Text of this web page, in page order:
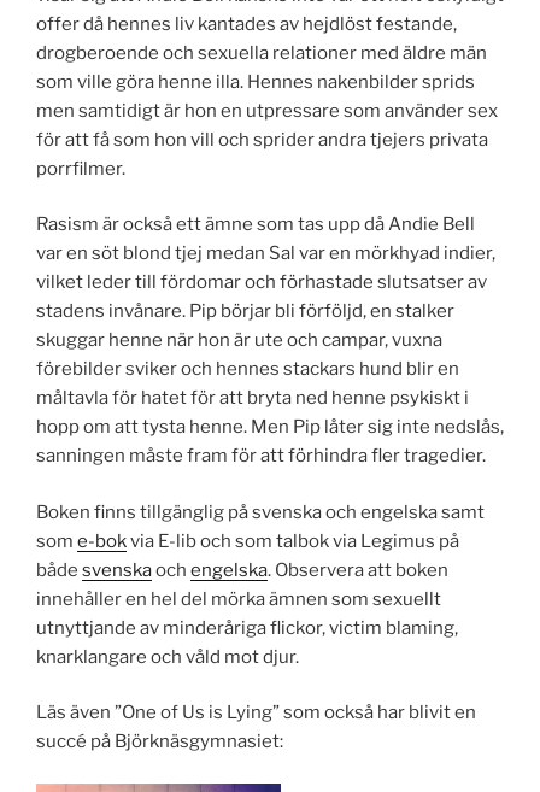
offer då hennes liv kantades av hejdlöst festande,
drogberoende och sexuella relationer med äldre män
som ville göra henne illa. Hennes nakenbilder sprids
men samtidigt är hon en utpressare som använder sex
för att få som hon vill och sprider andra tjejers privata
porrfilmer.
Rasism är också ett ämne som tas upp då Andie Bell
var en söt blond tjej medan Sal var en mörkhyad indier,
vilket leder till fördomar och förhastade slutsatser av
stadens invånare. Pip börjar bli förföljd, en stalker
skuggar henne när hon är ute och campar, vuxna
förebilder sviker och hennes stackars hund blir en
måltavla för hatet för att bryta ned henne psykiskt i
hopp om att tysta henne. Men Pip låter sig inte nedslås,
sanningen måste fram för att förhindra fler tragedier.
Boken finns tillgänglig på svenska och engelska samt
som e-bokvia E-lib och som talbok via Legimus på
både svenskaoch engelska. Observera att boken
innehåller en hel del mörka ämnen som sexuellt
utnyttjande av minderåriga flickor, victim blaming,
knarklangare och våld mot djur.
Läs även ”One of Us is Lying” som också har blivit en
succé på Björknäsgymnasiet: